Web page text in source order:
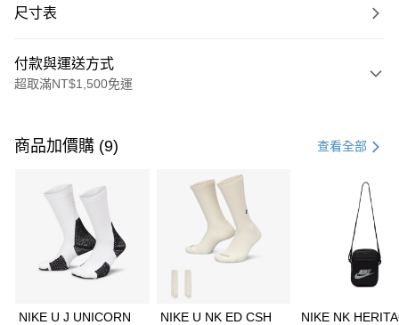
尺寸表
付款與運送方式
超取滿NT$1,500免運
信用卡一次付款
3 期 0 利率 每期 21家銀行
合作金庫商業銀行
第一商業銀行
華南商業銀行
彰化商業銀行
上海商業儲蓄銀行
Apple Pay
商品加價購 (9) 查看全部
NIKE U J UNICORN
NIKE U NK ED CSH
NIKE NK